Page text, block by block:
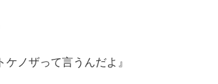
ケノザって言うんだよ』